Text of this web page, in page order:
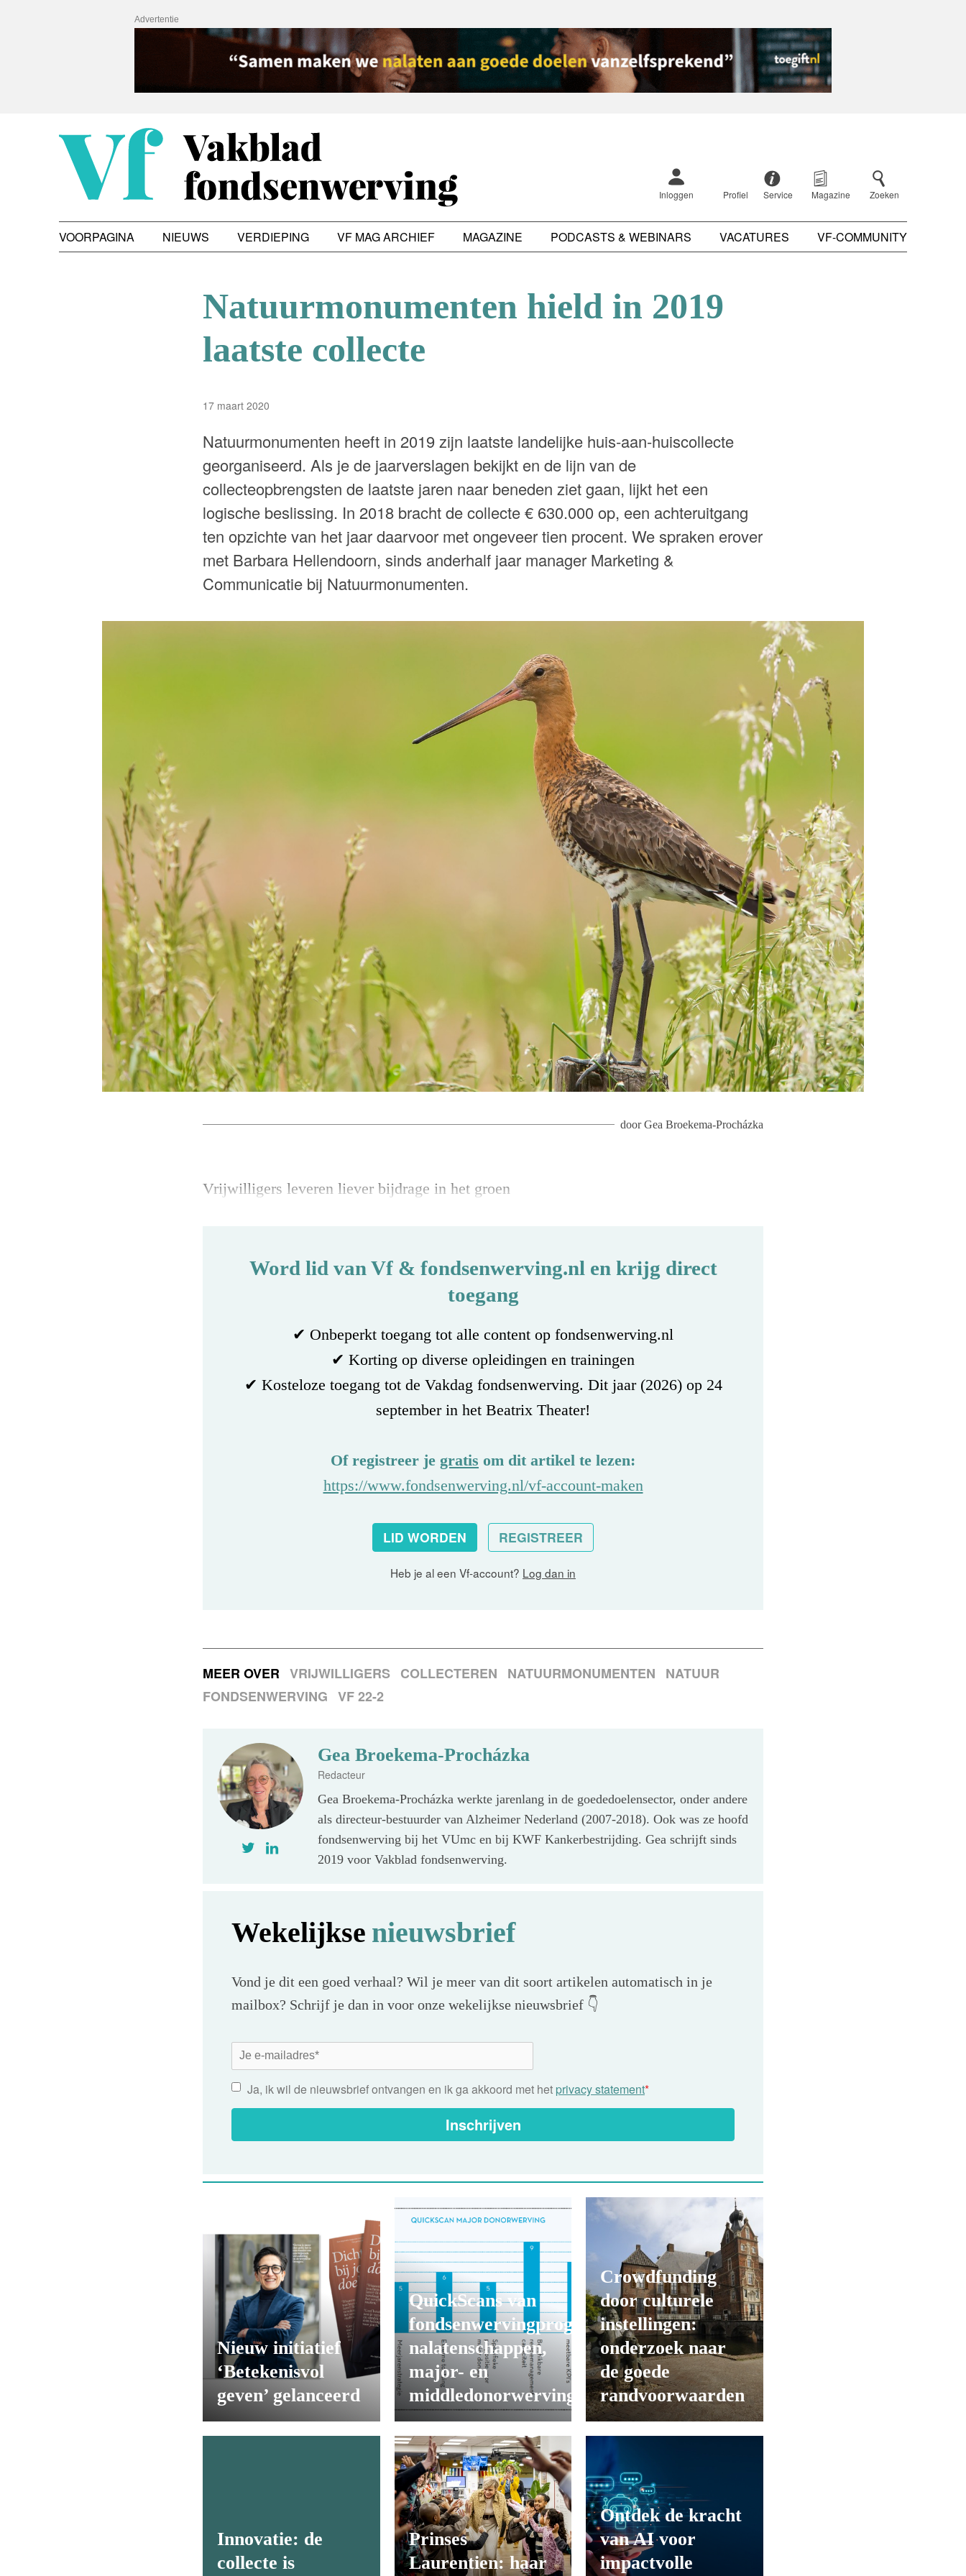
Advertentie
Inloggen Profiel Service Magazine Zoeken
VOORPAGINA NIEUWS VERDIEPING VF MAG ARCHIEF MAGAZINE PODCASTS & WEBINARS VACATURES VF-COMMUNITY
Natuurmonumenten hield in 2019
laatste collecte
17 maart 2020
Natuurmonumenten heeft in 2019 zijn laatste landelijke huis-aan-huiscollecte
georganiseerd. Als je de jaarverslagen bekijkt en de lijn van de
collecteopbrengsten de laatste jaren naar beneden ziet gaan, lijkt het een
logische beslissing. In 2018 bracht de collecte € 630.000 op, een achteruitgang
ten opzichte van het jaar daarvoor met ongeveer tien procent. We spraken erover
met Barbara Hellendoorn, sinds anderhalf jaar manager Marketing &
Communicatie bij Natuurmonumenten.
doorGea Broekema-Procházka
Vrijwilligers leveren liever bijdrage in het groen
Word lid van Vf & fondsenwerving.nl en krijg direct
toegang
✔ Onbeperkt toegang tot alle content op fondsenwerving.nl
✔ Korting op diverse opleidingen en trainingen
✔ Kosteloze toegang tot de Vakdag fondsenwerving. Dit jaar (2026) op 24
september in het Beatrix Theater!
Of registreer je gratis om dit artikel te lezen:
https://www.fondsenwerving.nl/vf-account-maken
LID WORDEN REGISTREER
Heb je al een Vf-account? Log dan in
MEER OVER VRIJWILLIGERS COLLECTEREN NATUURMONUMENTEN
NATUUR
FONDSENWERVING VF 22-2
Gea Broekema-Procházka
Redacteur
Gea Broekema-Procházka werkte jarenlang in de goededoelensector, onder andere
als directeur-bestuurder van Alzheimer Nederland (2007-2018). Ook was ze hoofd
fondsenwerving bij het VUmc en bij KWF Kankerbestrijding. Gea schrijft sinds
2019 voor Vakblad fondsenwerving.
Wekelijkse nieuwsbrief
Vond je dit een goed verhaal? Wil je meer van dit soort artikelen automatisch in je
mailbox? Schrijf je dan in voor onze wekelijkse nieuwsbrief 👇
Ja, ik wil de nieuwsbrief ontvangen en ik ga akkoord met het privacy statement*
Inschrijven
Nieuw initiatief
‘Betekenisvol
geven’ gelanceerd
QuickScans van
fondsenwervingprogramma’s:
nalatenschappen,
major- en
middledonorwerving
Crowdfunding
door culturele
instellingen:
onderzoek naar
de goede
randvoorwaarden
Innovatie: de
collecte is
Prinses
Laurentien: haar
Ontdek de kracht
van AI voor
impactvolle